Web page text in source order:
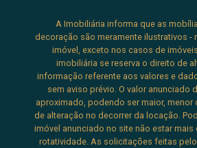
A Imobiliária informa que as
decoração são meramente ilustrativos -
imóvel, exceto nos casos de
imobiliária se reserva o direito de
informação referente aos valores e
sem aviso prévio. O valor anunciado
aproximado, podendo ser maior, menor
de alteração no decorrer da locação.
imóvel anunciado no site não estar
rotatividade. As solicitações feitas